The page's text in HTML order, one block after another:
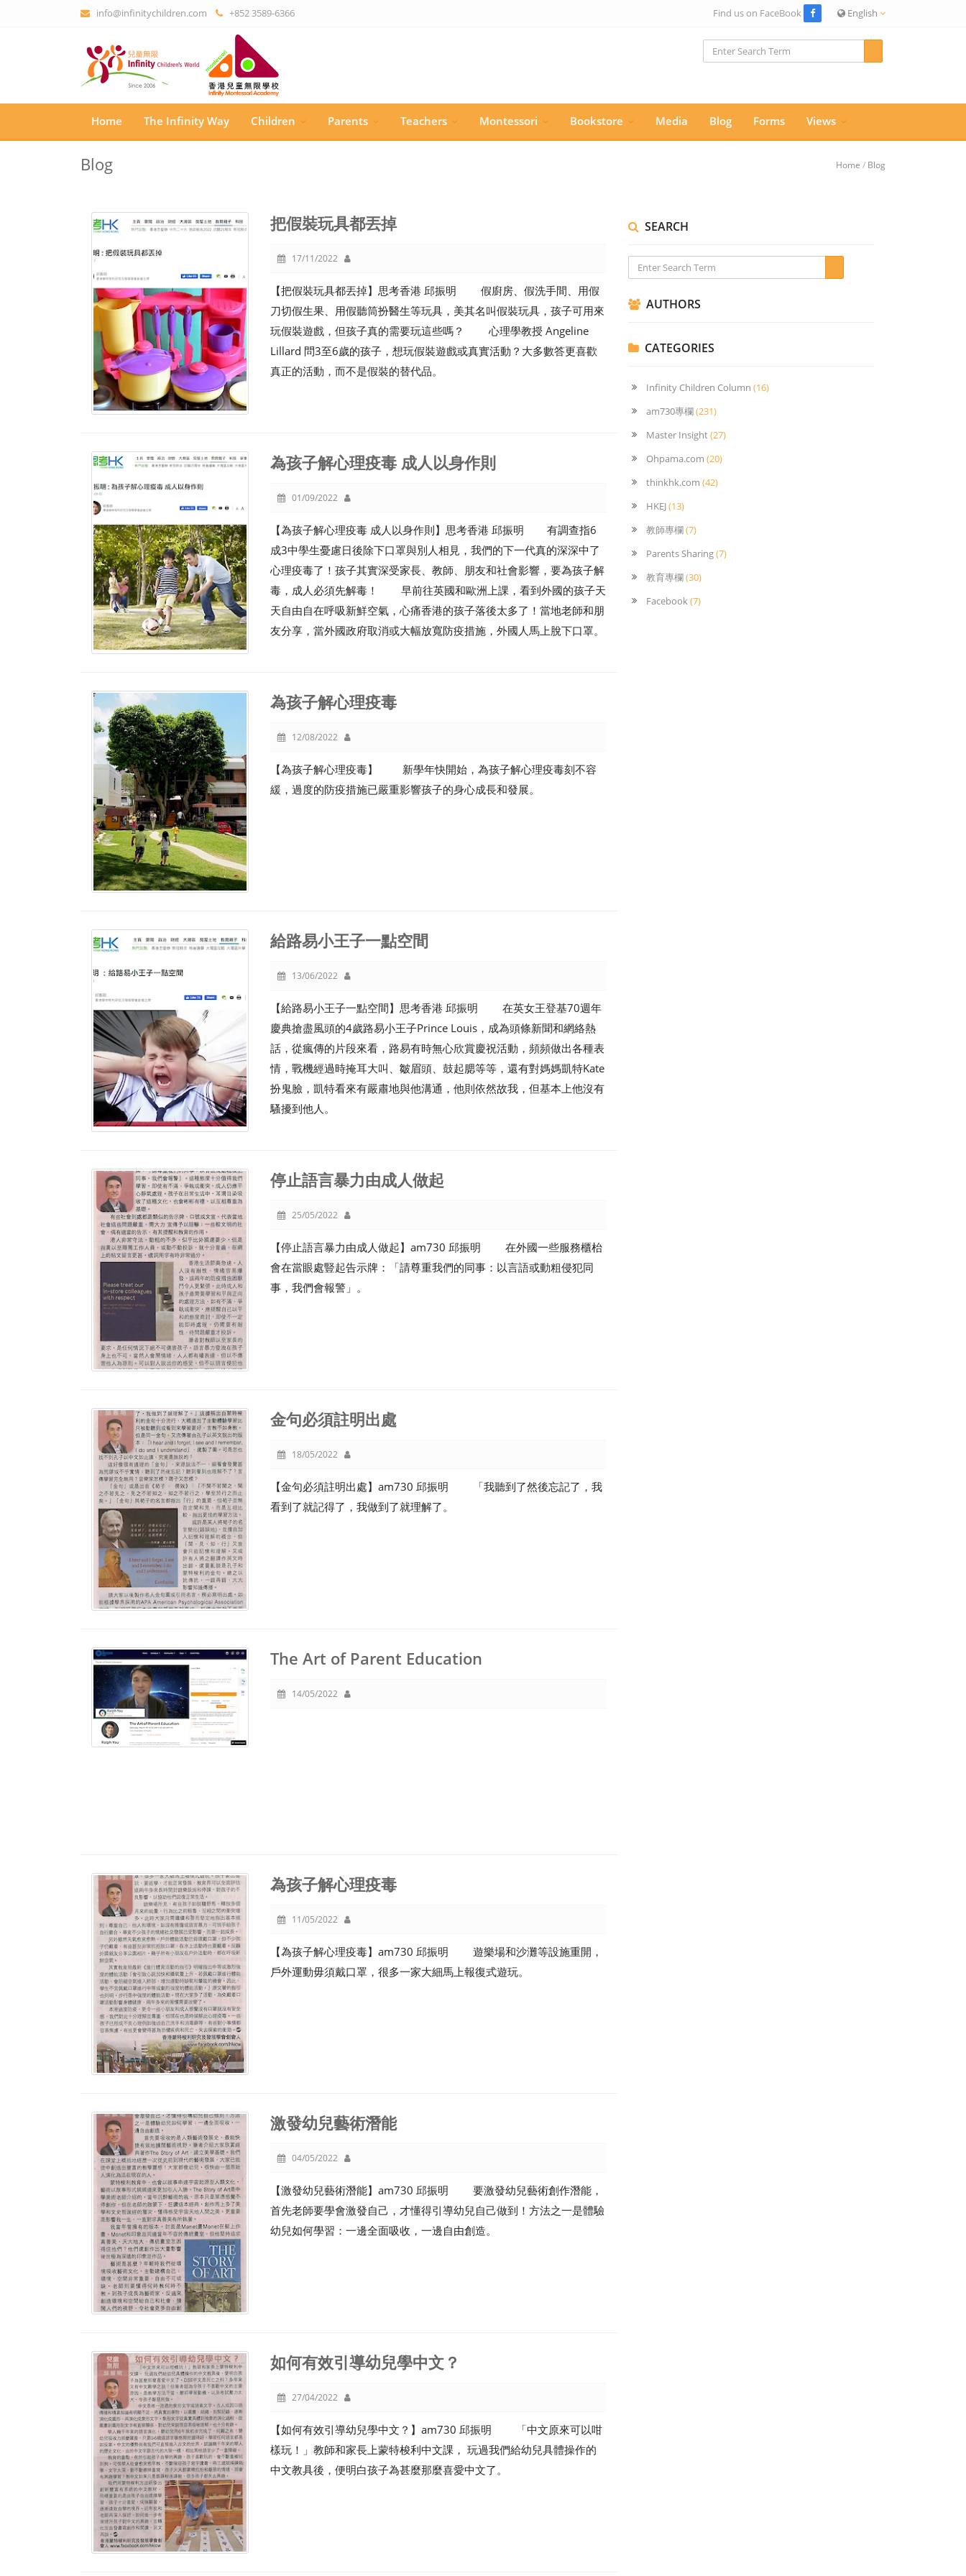
info@infinitychildren.com +852 3589-6366 English
Find us on FaceBook
Home The Infinity Way Children Parents Teachers Montessori Bookstore Media Blog Forms Views
Blog Home / Blog
把假裝玩具都丟掉
17/11/2022
【把假裝玩具都丟掉】思考香港 邱振明 假廚房、假洗手間、用假
刀切假生果、用假聽筒扮醫生等玩具，美其名叫假裝玩具，孩子可用來
玩假裝遊戲，但孩子真的需要玩這些嗎？ 心理學教授 Angeline
Lillard 問3至6歲的孩子，想玩假裝遊戲或真實活動？大多數答更喜歡
真正的活動，而不是假裝的替代品。
為孩子解心理疫毒 成人以身作則
01/09/2022
【為孩子解心理疫毒 成人以身作則】思考香港 邱振明 有調查指6
成3中學生憂慮日後除下口罩與別人相見，我們的下一代真的深深中了
心理疫毒了！孩子其實深受家長、教師、朋友和社會影響，要為孩子解
毒，成人必須先解毒！ 早前往英國和歐洲上課，看到外國的孩子天
天自由自在呼吸新鮮空氣，心痛香港的孩子落後太多了！當地老師和朋
友分享，當外國政府取消或大幅放寬防疫措施，外國人馬上脫下口罩。
為孩子解心理疫毒
12/08/2022
【為孩子解心理疫毒】 新學年快開始，為孩子解心理疫毒刻不容
緩，過度的防疫措施已嚴重影響孩子的身心成長和發展。
給路易小王子一點空間
13/06/2022
【給路易小王子一點空間】思考香港 邱振明 在英女王登基70週年
慶典搶盡風頭的4歲路易小王子Prince Louis，成為頭條新聞和網絡熱
話，從瘋傳的片段來看，路易有時無心欣賞慶祝活動，頻頻做出各種表
情，戰機經過時掩耳大叫、皺眉頭、鼓起腮等等，還有對媽媽凱特Kate
扮鬼臉，凱特看來有嚴肅地與他溝通，他則依然故我，但基本上他沒有
騷擾到他人。
停止語言暴力由成人做起
25/05/2022
【停止語言暴力由成人做起】am730 邱振明 在外國一些服務櫃枱
會在當眼處豎起告示牌：「請尊重我們的同事：以言語或動粗侵犯同
事，我們會報警」。
金句必須註明出處
18/05/2022
【金句必須註明出處】am730 邱振明 「我聽到了然後忘記了，我
看到了就記得了，我做到了就理解了。
The Art of Parent Education
14/05/2022
為孩子解心理疫毒
11/05/2022
【為孩子解心理疫毒】am730 邱振明 遊樂場和沙灘等設施重開，
戶外運動毋須戴口罩，很多一家大細馬上報復式遊玩。
激發幼兒藝術潛能
04/05/2022
【激發幼兒藝術潛能】am730 邱振明 要激發幼兒藝術創作潛能，
首先老師要學會激發自己，才懂得引導幼兒自己做到！方法之一是體驗
幼兒如何學習：一邊全面吸收，一邊自由創造。
如何有效引導幼兒學中文？
27/04/2022
【如何有效引導幼兒學中文？】am730 邱振明 「中文原來可以咁
樣玩！」教師和家長上蒙特梭利中文課， 玩過我們給幼兒具體操作的
中文教具後，便明白孩子為甚麼那麼喜愛中文了。
SEARCH
AUTHORS
CATEGORIES
Infinity Children Column (16)
am730專欄(231)
Master Insight(27)
Ohpama.com (20)
thinkhk.com (42)
HKEJ(13)
教師專欄(7)
Parents Sharing(7)
教育專欄(30)
Facebook(7)